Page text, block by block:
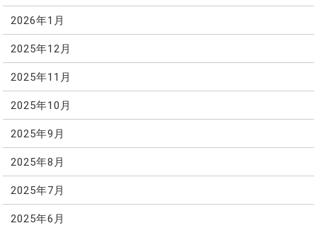
2026年1月
2025年12月
2025年11月
2025年10月
2025年9月
2025年8月
2025年7月
2025年6月